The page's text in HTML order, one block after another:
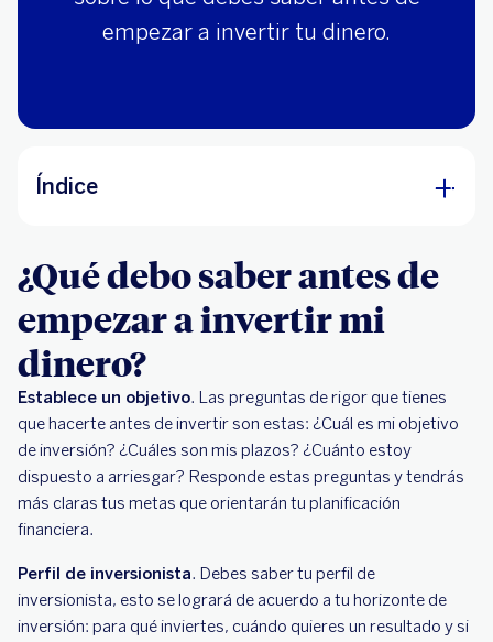
empezar a invertir tu dinero.
Índice
mi dinero?
¿Qué debo saber antes de
empezar a invertir mi
dinero?
Establece un objetivo. Las preguntas de rigor que tienes
que hacerte antes de invertir son estas: ¿Cuál es mi objetivo
de inversión? ¿Cuáles son mis plazos? ¿Cuánto estoy
dispuesto a arriesgar? Responde estas preguntas y tendrás
más claras tus metas que orientarán tu planificación
financiera.
Perfil de inversionista. Debes saber tu perfil de
inversionista, esto se logrará de acuerdo a tu horizonte de
inversión: para qué inviertes, cuándo quieres un resultado y si